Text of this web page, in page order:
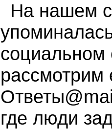
На нашем
социальном
рассмотрим
где люди